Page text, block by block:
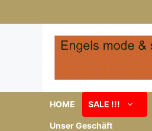
Inhalt
HOME SALE !!!
Unser Geschäft